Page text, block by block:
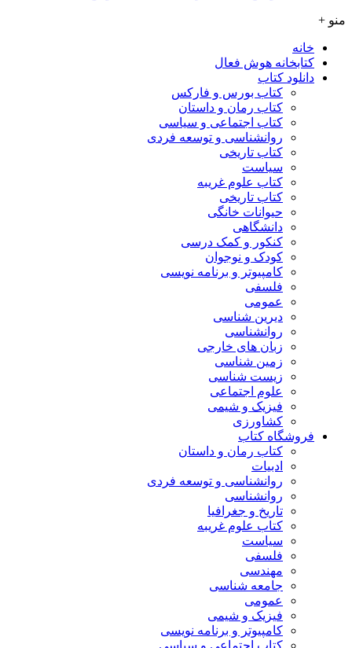
منو +
خانه
کتابخانه هوش فعال
دانلود کتاب
کتاب بورس و فارکس
کتاب رمان و داستان
کتاب اجتماعی و سیاسی
روانشناسی و توسعه فردی
کتاب تاریخی
سیاست
کتاب علوم غریبه
کتاب تاریخی
حیوانات خانگی
دانشگاهی
کنکور و کمک‌ درسی
کودک و نوجوان
کامپیوتر و برنامه نویسی
فلسفی
عمومی
دیرین شناسی
روانشناسی
زبان های خارجی
زمین شناسی
زیست شناسی
علوم اجتماعی
فیزیک و شیمی
کشاورزی
فروشگاه کتاب
کتاب رمان و داستان
ادبیات
روانشناسی و توسعه فردی
روانشناسی
تاریخ و جغرافیا
کتاب علوم غریبه
سیاست
فلسفی
مهندسی
جامعه شناسی
عمومی
فیزیک و شیمی
کامپیوتر و برنامه نویسی
کتاب اجتماعی و سیاسی